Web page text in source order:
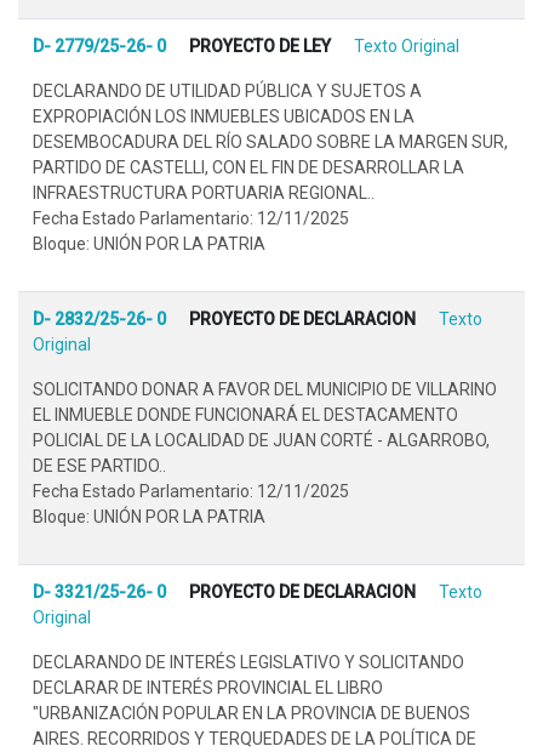
D- 2779/25-26- 0 PROYECTO DE LEY Texto Original
DECLARANDO DE UTILIDAD PÚBLICA Y SUJETOS A
EXPROPIACIÓN LOS INMUEBLES UBICADOS EN LA
DESEMBOCADURA DEL RÍO SALADO SOBRE LA MARGEN SUR,
PARTIDO DE CASTELLI, CON EL FIN DE DESARROLLAR LA
INFRAESTRUCTURA PORTUARIA REGIONAL..
Fecha Estado Parlamentario: 12/11/2025
Bloque: UNIÓN POR LA PATRIA
D- 2832/25-26- 0 PROYECTO DE DECLARACION
Texto
Original
SOLICITANDO DONAR A FAVOR DEL MUNICIPIO DE VILLARINO
EL INMUEBLE DONDE FUNCIONARÁ EL DESTACAMENTO
POLICIAL DE LA LOCALIDAD DE JUAN CORTÉ - ALGARROBO,
DE ESE PARTIDO..
Fecha Estado Parlamentario: 12/11/2025
Bloque: UNIÓN POR LA PATRIA
D- 3321/25-26- 0 PROYECTO DE DECLARACION
Texto
Original
DECLARANDO DE INTERÉS LEGISLATIVO Y SOLICITANDO
DECLARAR DE INTERÉS PROVINCIAL EL LIBRO
"URBANIZACIÓN POPULAR EN LA PROVINCIA DE BUENOS
AIRES. RECORRIDOS Y TERQUEDADES DE LA POLÍTICA DE